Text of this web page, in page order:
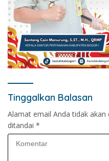
Tinggalkan Balasan
Alamat email Anda tidak akan
ditandai *